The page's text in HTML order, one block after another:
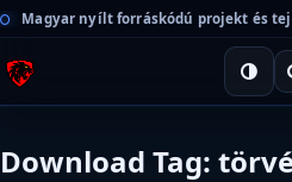
Magyar nyílt forráskódú projekt és
Download Tag: